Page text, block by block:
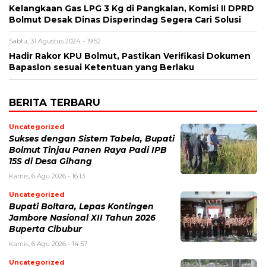
Kelangkaan Gas LPG 3 Kg di Pangkalan, Komisi II DPRD
Bolmut Desak Dinas Disperindag Segera Cari Solusi
Sabtu, 31 Agustus 2024 - 19:52
Hadir Rakor KPU Bolmut, Pastikan Verifikasi Dokumen
Bapaslon sesuai Ketentuan yang Berlaku
BERITA TERBARU
Uncategorized
Sukses dengan Sistem Tabela, Bupati
Bolmut Tinjau Panen Raya Padi IPB
15S di Desa Gihang
Kamis, 6 Agu 2026 - 16:13
Uncategorized
Bupati Boltara, Lepas Kontingen
Jambore Nasional XII Tahun 2026
Buperta Cibubur
Kamis, 6 Agu 2026 - 14:57
Uncategorized